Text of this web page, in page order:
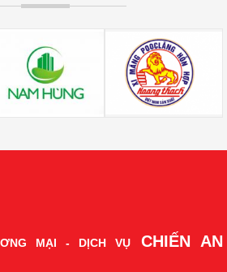
MẠI - DỊCH VỤ CHIẾN AN